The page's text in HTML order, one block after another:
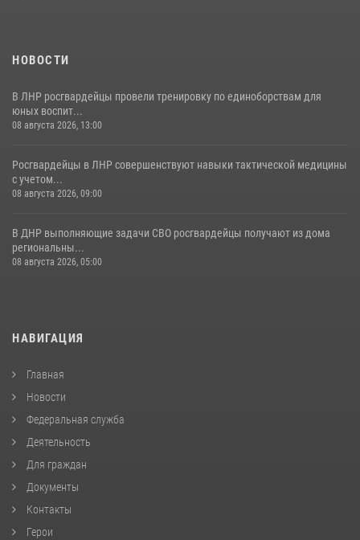
НОВОСТИ
В ЛНР росгвардейцы провели тренировку по единоборствам для
юных воспит...
08 августа 2026, 13:00
Росгвардейцы в ЛНР совершенствуют навыки тактической медицины
с учетом...
08 августа 2026, 09:00
В ДНР выполняющие задачи СВО росгвардейцы получают из дома
региональны...
08 августа 2026, 05:00
НАВИГАЦИЯ
Главная
Новости
Федеральная служба
Деятельность
Для граждан
Документы
Контакты
Герои